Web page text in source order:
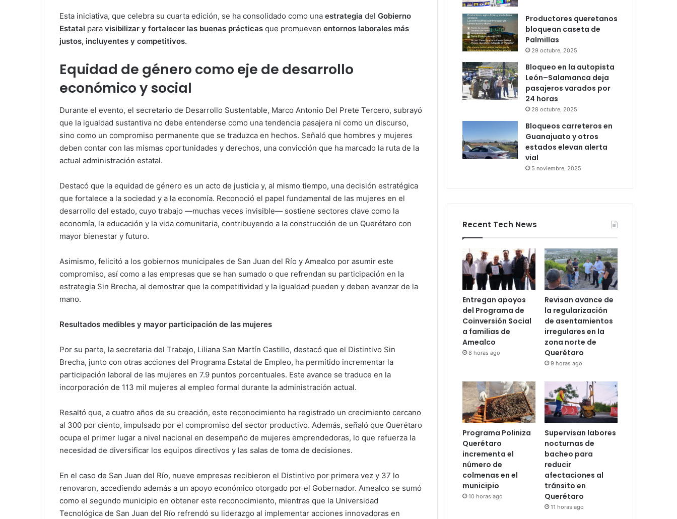
Esta iniciativa, que celebra su cuarta edición, se ha consolidado como una estrategia del Gobierno
Estatal para visibilizar y fortalecer las buenas prácticas que promueven entornos laborales más
justos, incluyentes y competitivos.
Equidad de género como eje de desarrollo
económico y social
Durante el evento, el secretario de Desarrollo Sustentable, Marco Antonio Del Prete Tercero, subrayó
que la igualdad sustantiva no debe entenderse como una tendencia pasajera ni como un discurso,
sino como un compromiso permanente que se traduzca en hechos. Señaló que hombres y mujeres
deben contar con las mismas oportunidades y derechos, una convicción que ha marcado la ruta de la
actual administración estatal.
Destacó que la equidad de género es un acto de justicia y, al mismo tiempo, una decisión estratégica
que fortalece a la sociedad y a la economía. Reconoció el papel fundamental de las mujeres en el
desarrollo del estado, cuyo trabajo —muchas veces invisible— sostiene sectores clave como la
economía, la educación y la vida comunitaria, contribuyendo a la construcción de un Querétaro con
mayor bienestar y futuro.
Asimismo, felicitó a los gobiernos municipales de San Juan del Río y Amealco por asumir este
compromiso, así como a las empresas que se han sumado o que refrendan su participación en la
estrategia Sin Brecha, al demostrar que la competitividad y la igualdad pueden y deben avanzar de la
mano.
Resultados medibles y mayor participación de las mujeres
Por su parte, la secretaria del Trabajo, Liliana San Martín Castillo, destacó que el Distintivo Sin
Brecha, junto con otras acciones del Programa Estatal de Empleo, ha permitido incrementar la
participación laboral de las mujeres en 7.9 puntos porcentuales. Este avance se traduce en la
incorporación de 113 mil mujeres al empleo formal durante la administración actual.
Resaltó que, a cuatro años de su creación, este reconocimiento ha registrado un crecimiento cercano
al 300 por ciento, impulsado por el compromiso del sector productivo. Además, señaló que Querétaro
ocupa el primer lugar a nivel nacional en desempeño de mujeres emprendedoras, lo que refuerza la
necesidad de diversificar los equipos directivos y las salas de toma de decisiones.
En el caso de San Juan del Río, nueve empresas recibieron el Distintivo por primera vez y 37 lo
renovaron, accediendo además a un apoyo económico otorgado por el Gobernador. Amealco se sumó
como el segundo municipio en obtener este reconocimiento, mientras que la Universidad
Tecnológica de San Juan del Río refrendó su liderazgo al implementar acciones innovadoras en
Productores queretanos
bloquean caseta de
Palmillas
29 octubre, 2025
Bloqueo en la autopista
León–Salamanca deja
pasajeros varados por
24 horas
28 octubre, 2025
Bloqueos carreteros en
Guanajuato y otros
estados elevan alerta
vial
5 noviembre, 2025
Recent Tech News
Entregan apoyos
del Programa de
Coinversión Social
a familias de
Amealco
8 horas ago
Revisan avance de
la regularización
de asentamientos
irregulares en la
zona norte de
Querétaro
9 horas ago
Programa Poliniza
Querétaro
incrementa el
número de
colmenas en el
municipio
10 horas ago
Supervisan labores
nocturnas de
bacheo para
reducir
afectaciones al
tránsito en
Querétaro
11 horas ago